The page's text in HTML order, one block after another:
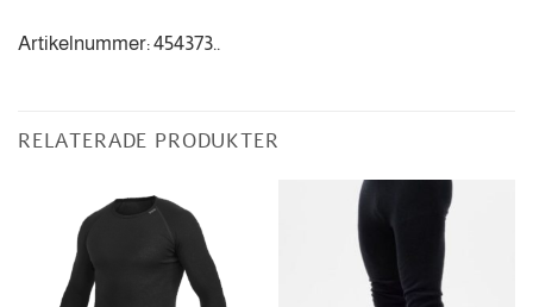
Artikelnummer: 454373..
RELATERADE PRODUKTER